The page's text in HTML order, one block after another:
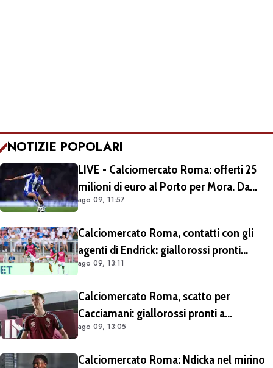
NOTIZIE POPOLARI
LIVE - Calciomercato Roma: offerti 25
milioni di euro al Porto per Mora. Da
escludere il prestito con diritto di riscatto.
ago 09, 11:57
Calciomercato Roma, contatti con gli
agenti di Endrick: giallorossi pronti
all'affondo. Aston Villa forte sul
ago 09, 13:11
Calciomercato Roma, scatto per
Cacciamani: giallorossi pronti a
migliorare l'offerta da 15 milioni di euro
ago 09, 13:05
Calciomercato Roma: Ndicka nel mirino